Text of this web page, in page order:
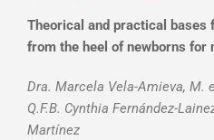
Theorical and practical bases
from the heel of newborns for
Dra. Marcela Vela-Amieva, M.
Q.F.B. Cynthia Fernández-
Martínez